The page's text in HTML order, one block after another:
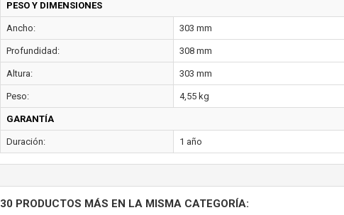
PESO Y DIMENSIONES
Ancho: 303 mm
Profundidad: 308 mm
Altura: 303 mm
Peso: 4,55 kg
GARANTÍA
Duración: 1 año
30 PRODUCTOS MÁS EN LA MISMA CATEGORÍA: